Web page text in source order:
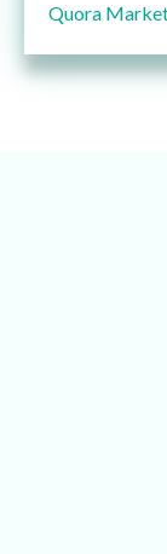
Quora